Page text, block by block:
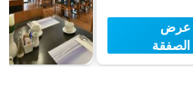
عرض
الصفقة